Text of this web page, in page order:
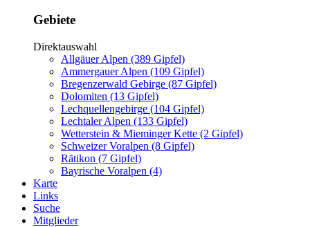
Gebiete
Direktauswahl
Allgäuer Alpen (389 Gipfel)
Ammergauer Alpen (109 Gipfel)
Bregenzerwald Gebirge (87 Gipfel)
Dolomiten (13 Gipfel)
Lechquellengebirge (104 Gipfel)
Lechtaler Alpen (133 Gipfel)
Wetterstein & Mieminger Kette (2 Gipfel)
Schweizer Voralpen (8 Gipfel)
Rätikon (7 Gipfel)
Bayrische Voralpen (4)
Karte
Links
Suche
Mitglieder